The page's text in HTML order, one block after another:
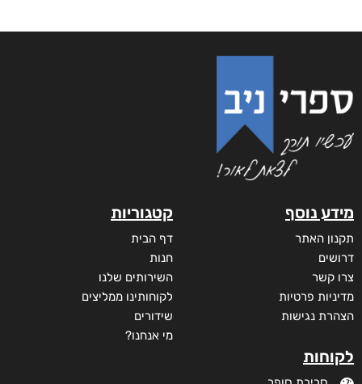
מידע נוסף
תקנון האתר
דרושים
צרו קשר
מדיניות פרטיות
הצהרת נגישות
לקוחות
קטגוריות
דף הבית
חנות
השירותים שלנו
לקוחותינו ממליצים
שידורים
מי אנחנו?